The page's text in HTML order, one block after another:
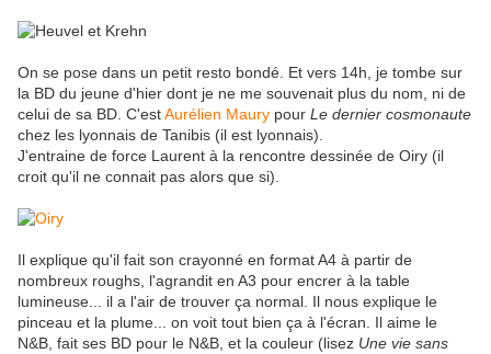
On se pose dans un petit resto bondé. Et vers 14h, je tombe sur
la BD du jeune d'hier dont je ne me souvenait plus du nom, ni de
celui de sa BD. C'estAurélien Maury pour Le dernier cosmonaute
chez les lyonnais de Tanibis (il est lyonnais).
J'entraine de force Laurent à la rencontre dessinée de Oiry (il
croit qu'il ne connait pas alors que si).
Il explique qu'il fait son crayonné en format A4 à partir de
nombreux roughs, l'agrandit en A3 pour encrer à la table
lumineuse... il a l'air de trouver ça normal. Il nous explique le
pinceau et la plume... on voit tout bien ça à l'écran. Il aime le
N&B, fait ses BD pour le N&B, et la couleur (lisez Une vie sans